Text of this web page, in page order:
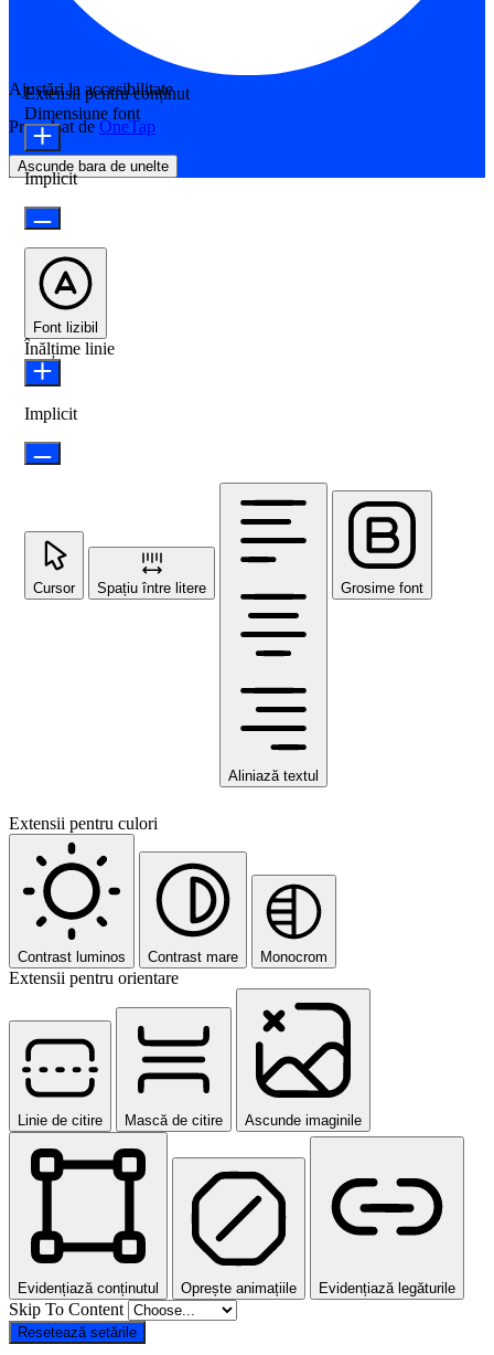
Ajustări la accesibilitate
Propulsat de OneTap
Ascunde bara de unelte
Extensii pentru conținut
Dimensiune font
Implicit
Font lizibil
Înălțime linie
Implicit
Cursor Spațiu între litere
Aliniază textul
Grosime font
Extensii pentru culori
Contrast luminos Contrast mare Monocrom
Extensii pentru orientare
Linie de citire Mască de citire Ascunde imaginile
Evidențiază conținutul Oprește animațiile Evidențiază legăturile
Skip To Content
Resetează setările